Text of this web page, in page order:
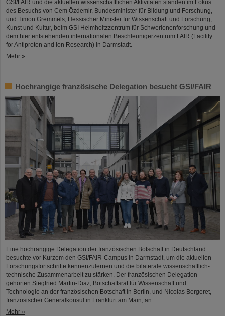
GSI/FAIR und die aktuellen wissenschaftlichen Aktivitäten standen im Fokus
des Besuchs von Cem Özdemir, Bundesminister für Bildung und Forschung,
und Timon Gremmels, Hessischer Minister für Wissenschaft und Forschung,
Kunst und Kultur, beim GSI Helmholtzzentrum für Schwerionenforschung und
dem hier entstehenden internationalen Beschleunigerzentrum FAIR (Facility
for Antiproton and Ion Research) in Darmstadt.
Mehr »
Hochrangige französische Delegation besucht GSI/FAIR
Eine hochrangige Delegation der französischen Botschaft in Deutschland
besuchte vor Kurzem den GSI/FAIR-Campus in Darmstadt, um die aktuellen
Forschungsfortschritte kennenzulernen und die bilaterale wissenschaftlich-
technische Zusammenarbeit zu stärken. Der französischen Delegation
gehörten Siegfried Martin-Diaz, Botschaftsrat für Wissenschaft und
Technologie an der französischen Botschaft in Berlin, und Nicolas Bergeret,
französischer Generalkonsul in Frankfurt am Main, an.
Mehr »